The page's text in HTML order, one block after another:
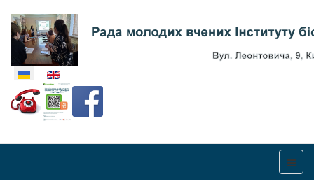
Оберіть свою мову